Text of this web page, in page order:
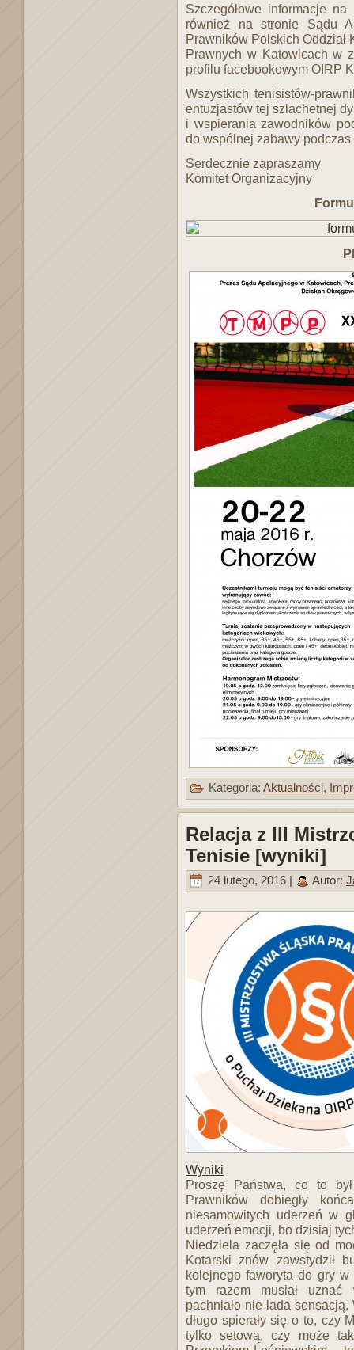
Szczegółowe informacje
również na stronie Sądu
Prawników Polskich Oddział
Prawnych w Katowicach w
profilu facebookowym OIRP
Wszystkich tenisistów-
entuzjastów tej szlachetnej
i wspierania zawodników
do wspólnej zabawy
Serdecznie zapraszamy
Komitet Organizacyjny
Kategoria: Aktualności,
Relacja z III
Tenisie [wyniki]
24 lutego, 2016 | Autor:
Wyniki
Proszę Państwa, co to
Prawników dobiegły
niesamowitych uderzeń w
uderzeń emocji, bo dzisiaj
Niedziela zaczęła się od
Kotarski znów zawstydził
kolejnego faworyta do gry w
tym razem musiał uznać
pachniało nie lada
długo spierały się o to, czy
tylko setową, czy może